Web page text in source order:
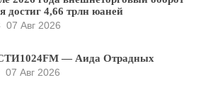
достиг 4,66 трлн юаней
07 Авг 2026
— Аида Отрадных
07 Авг 2026